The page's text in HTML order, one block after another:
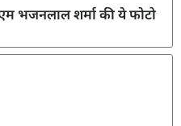
भजनलाल शर्मा की ये फोटो